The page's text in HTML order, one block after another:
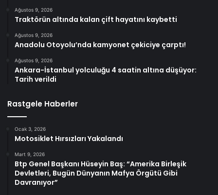
Ağustos 9, 2026
Traktörün altında kalan çift hayatını kaybetti
Ağustos 9, 2026
Anadolu Otoyolu’nda kamyonet çekiciye çarptı!
Ağustos 9, 2026
Ankara-İstanbul yolculuğu 4 saatin altına düşüyor:
Tarih verildi
Rastgele Haberler
Ocak 3, 2026
Motosiklet Hırsızları Yakalandı
Mart 9, 2026
Btp Genel Başkanı Hüseyin Baş: “Amerika Birleşik
Devletleri, Bugün Dünyanın Mafya Örgütü Gibi
Davranıyor”